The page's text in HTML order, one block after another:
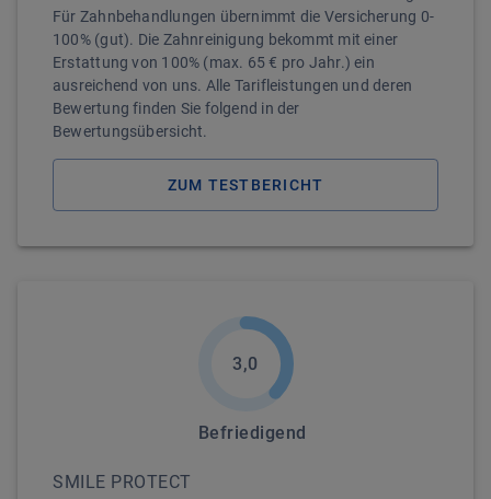
Für Zahnbehandlungen übernimmt die Versicherung 0-
100% (gut). Die Zahnreinigung bekommt mit einer
Erstattung von 100% (max. 65 € pro Jahr.) ein
ausreichend von uns. Alle Tarifleistungen und deren
Bewertung finden Sie folgend in der
Bewertungsübersicht.
ZUM TESTBERICHT
3,0
Befriedigend
SMILE PROTECT